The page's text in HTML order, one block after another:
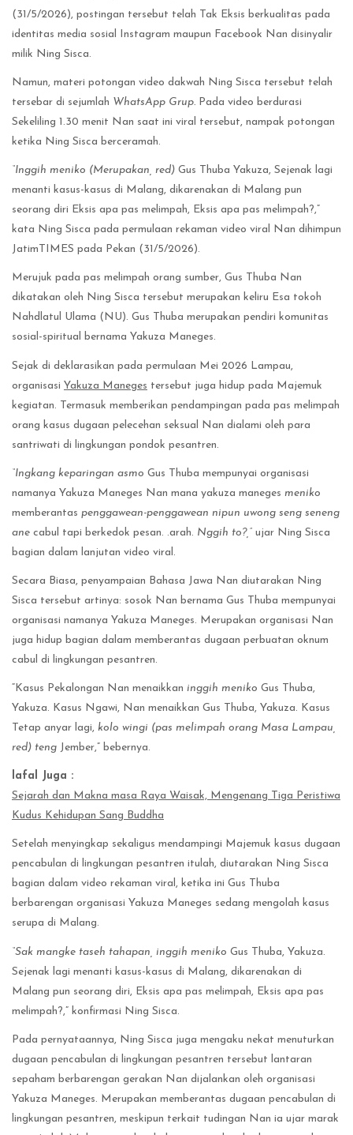
(31/5/2026), postingan tersebut telah Tak Eksis berkualitas pada
identitas media sosial Instagram maupun Facebook Nan disinyalir
milik Ning Sisca.
Namun, materi potongan video dakwah Ning Sisca tersebut telah
tersebar di sejumlah WhatsApp Grup. Pada video berdurasi
Sekeliling 1.30 menit Nan saat ini viral tersebut, nampak potongan
ketika Ning Sisca berceramah.
“Inggih meniko (Merupakan, red) Gus Thuba Yakuza, Sejenak lagi
menanti kasus-kasus di Malang, dikarenakan di Malang pun
seorang diri Eksis apa pas melimpah, Eksis apa pas melimpah?,”
kata Ning Sisca pada permulaan rekaman video viral Nan dihimpun
JatimTIMES pada Pekan (31/5/2026).
Merujuk pada pas melimpah orang sumber, Gus Thuba Nan
dikatakan oleh Ning Sisca tersebut merupakan keliru Esa tokoh
Nahdlatul Ulama (NU). Gus Thuba merupakan pendiri komunitas
sosial-spiritual bernama Yakuza Maneges.
Sejak di deklarasikan pada permulaan Mei 2026 Lampau,
organisasi Yakuza Maneges tersebut juga hidup pada Majemuk
kegiatan. Termasuk memberikan pendampingan pada pas melimpah
orang kasus dugaan pelecehan seksual Nan dialami oleh para
santriwati di lingkungan pondok pesantren.
“Ingkang keparingan asmo Gus Thuba mempunyai organisasi
namanya Yakuza Maneges Nan mana yakuza maneges meniko
memberantas penggawean-penggawean nipun uwong seng seneng
ane cabul tapi berkedok pesan. .arah. Nggih to?,” ujar Ning Sisca
bagian dalam lanjutan video viral.
Secara Biasa, penyampaian Bahasa Jawa Nan diutarakan Ning
Sisca tersebut artinya: sosok Nan bernama Gus Thuba mempunyai
organisasi namanya Yakuza Maneges. Merupakan organisasi Nan
juga hidup bagian dalam memberantas dugaan perbuatan oknum
cabul di lingkungan pesantren.
“Kasus Pekalongan Nan menaikkan inggih meniko Gus Thuba,
Yakuza. Kasus Ngawi, Nan menaikkan Gus Thuba, Yakuza. Kasus
Tetap anyar lagi, kolo wingi (pas melimpah orang Masa Lampau,
red) teng Jember,” bebernya.
lafal Juga :
Sejarah dan Makna masa Raya Waisak, Mengenang Tiga Peristiwa
Kudus Kehidupan Sang Buddha
Setelah menyingkap sekaligus mendampingi Majemuk kasus dugaan
pencabulan di lingkungan pesantren itulah, diutarakan Ning Sisca
bagian dalam video rekaman viral, ketika ini Gus Thuba
berbarengan organisasi Yakuza Maneges sedang mengolah kasus
serupa di Malang.
“Sak mangke taseh tahapan, inggih meniko Gus Thuba, Yakuza.
Sejenak lagi menanti kasus-kasus di Malang, dikarenakan di
Malang pun seorang diri, Eksis apa pas melimpah, Eksis apa pas
melimpah?,” konfirmasi Ning Sisca.
Pada pernyataannya, Ning Sisca juga mengaku nekat menuturkan
dugaan pencabulan di lingkungan pesantren tersebut lantaran
sepaham berbarengan gerakan Nan dijalankan oleh organisasi
Yakuza Maneges. Merupakan memberantas dugaan pencabulan di
lingkungan pesantren, meskipun terkait tudingan Nan ia ujar marak